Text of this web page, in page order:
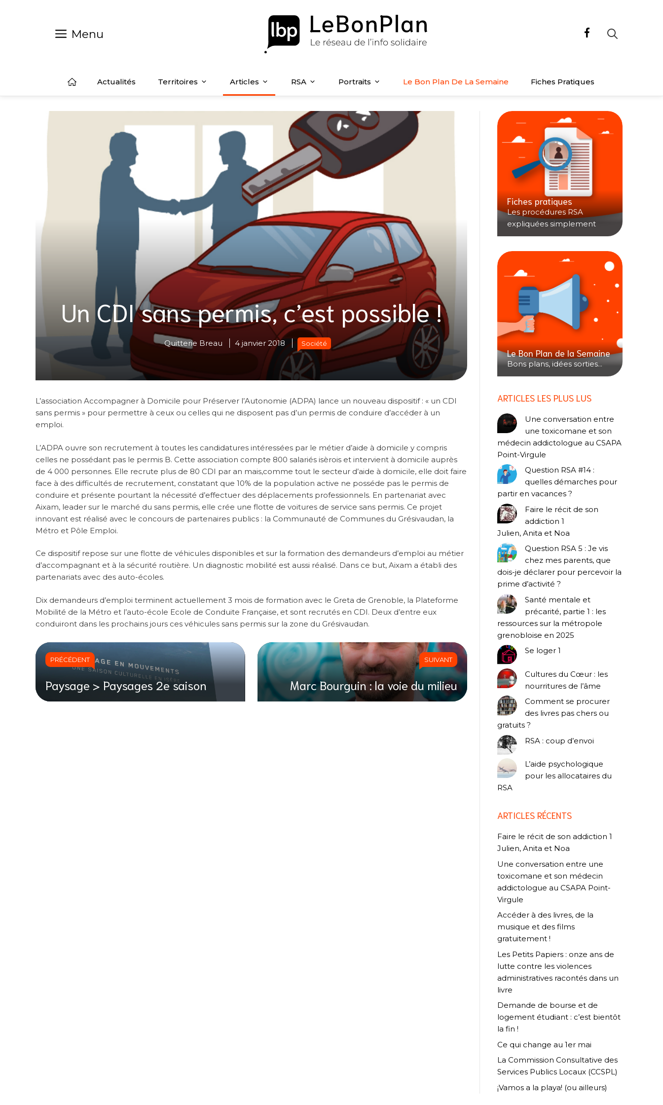
Menu
Actualités Territoires Articles RSA Portraits Le Bon Plan De La Semaine Fiches Pratiques
Un CDI sans permis, c’est possible !
Quitterie Breau 4 janvier 2018 Société
L’association Accompagner à Domicile pour Préserver l’Autonomie (ADPA) lance un nouveau dispositif : « un CDI
sans permis » pour permettre à ceux ou celles qui ne disposent pas d’un permis de conduire d’accéder à un
emploi.
L’ADPA ouvre son recrutement à toutes les candidatures intéressées par le métier d’aide à domicile y compris
celles ne possédant pas le permis B. Cette association compte 800 salariés isèrois et intervient à domicile auprès
de 4 000 personnes. Elle recrute plus de 80 CDI par an mais,comme tout le secteur d’aide à domicile, elle doit faire
face à des difficultés de recrutement, constatant que 10% de la population active ne posséde pas le permis de
conduire et présente pourtant la nécessité d’effectuer des déplacements professionnels. En partenariat avec
Aixam, leader sur le marché du sans permis, elle crée une flotte de voitures de service sans permis. Ce projet
innovant est réalisé avec le concours de partenaires publics : la Communauté de Communes du Grésivaudan, la
Métro et Pôle Emploi.
Ce dispositif repose sur une flotte de véhicules disponibles et sur la formation des demandeurs d’emploi au métier
d’accompagnant et à la sécurité routière. Un diagnostic mobilité est aussi réalisé. Dans ce but, Aixam a établi des
partenariats avec des auto-écoles.
Dix demandeurs d’emploi terminent actuellement 3 mois de formation avec le Greta de Grenoble, la Plateforme
Mobilité de la Métro et l’auto-école Ecole de Conduite Française, et sont recrutés en CDI. Deux d’entre eux
conduiront dans les prochains jours ces véhicules sans permis sur la zone du Grésivaudan.
PRÉCÉDENT
Paysage > Paysages 2e saison
SUIVANT
Marc Bourguin : la voie du milieu
Fiches pratiques
Les procédures RSA
expliquées simplement
Le Bon Plan de la Semaine
Bons plans, idées sorties...
ARTICLES LES PLUS LUS
Une conversation entre
une toxicomane et son
médecin addictologue au CSAPA
Point-Virgule
Question RSA #14 :
quelles démarches pour
partir en vacances ?
Faire le récit de son
addiction 1
Julien, Anita et Noa
Question RSA 5 : Je vis
chez mes parents, que
dois-je déclarer pour percevoir la
prime d’activité ?
Santé mentale et
précarité, partie 1 : les
ressources sur la métropole
grenobloise en 2025
Se loger 1
Cultures du Cœur : les
nourritures de l’âme
Comment se procurer
des livres pas chers ou
gratuits ?
RSA : coup d’envoi
L’aide psychologique
pour les allocataires du
RSA
ARTICLES RÉCENTS
Faire le récit de son addiction 1
Julien, Anita et Noa
Une conversation entre une
toxicomane et son médecin
addictologue au CSAPA Point-
Virgule
Accéder à des livres, de la
musique et des films
gratuitement !
Les Petits Papiers : onze ans de
lutte contre les violences
administratives racontés dans un
livre
Demande de bourse et de
logement étudiant : c’est bientôt
la fin !
Ce qui change au 1er mai
La Commission Consultative des
Services Publics Locaux (CCSPL)
¡Vamos a la playa! (ou ailleurs)